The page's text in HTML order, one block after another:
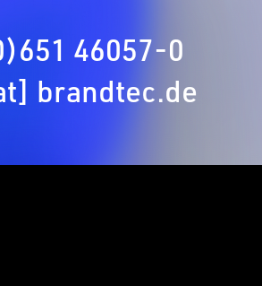
46057-0
brandtec.de